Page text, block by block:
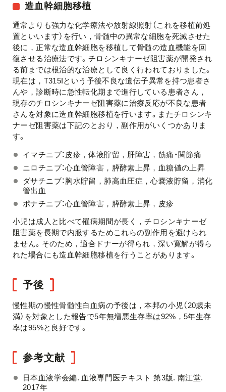
造血幹細胞移植
通常よりも強力な化学療法や放射線照射（これを移植前処
置といいます）を行い，骨髄中の異常な細胞を死滅させた
後に，正常な造血幹細胞を移植して骨髄の造血機能を回
復させる治療法です。チロシンキナーゼ阻害薬が開発され
る前までは根治的な治療として良く行われておりました。
現在は，T315Iという予後不良な遺伝子異常を持つ患者さ
んや，診断時に急性転化期まで進行している患者さん，
現存のチロシンキナーゼ阻害薬に治療反応が不良な患者
さんを対象に造血幹細胞移植を行います。またチロシンキ
ナーゼ阻害薬は下記のとおり，副作用がいくつかありま
す。
イマチニブ：皮疹，体液貯留，肝障害，筋痛・関節痛
ニロチニブ：心血管障害，膵酵素上昇，血糖値の上昇
ダサチニブ：胸水貯留，肺高血圧症，心嚢液貯留，消化
管出血
ポナチニブ：心血管障害，膵酵素上昇，皮疹
小児は成人と比べて罹病期間が長く，チロシンキナーゼ
阻害薬を長期で内服するためこれらの副作用を避けられ
ません。そのため，適合ドナーが得られ，深い寛解が得ら
れた場合にも造血幹細胞移植を行うことがあります。
予後
慢性期の慢性骨髄性白血病の予後は，本邦の小児（20歳未
満）を対象とした報告で5年無増悪生存率は92%，5年生存
率は95%と良好です。
参考文献
日本血液学会編. 血液専門医テキスト 第3版. 南江堂.
2017年